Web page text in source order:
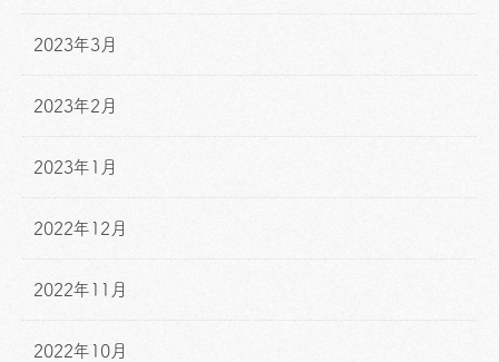
2023年3月
2023年2月
2023年1月
2022年12月
2022年11月
2022年10月